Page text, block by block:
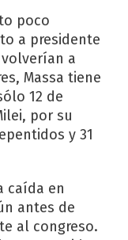
poco
a presidente
a
Massa tiene
12 de
por su
y 31
caída en
antes de
al congreso.